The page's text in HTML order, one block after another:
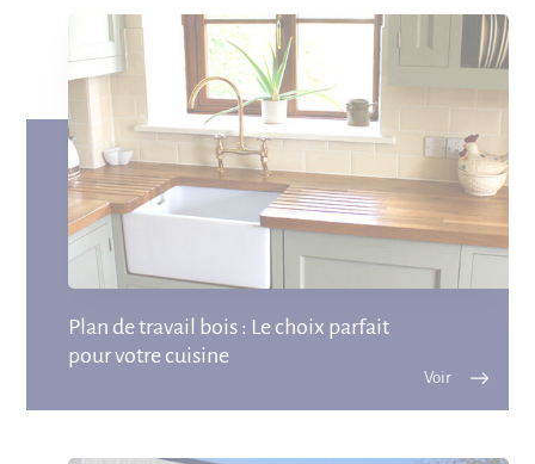
Plan de travail bois : Le choix parfait
pour votre cuisine